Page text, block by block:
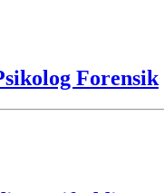
Forensik